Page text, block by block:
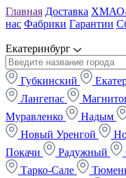
Главная Доставка
нас Фабрики Гарантии
Екатеринбург
Губкинский
Лангепас
Муравленко
Надым
Новый Уренгой
Покачи
Радужный
Тарко-Сале